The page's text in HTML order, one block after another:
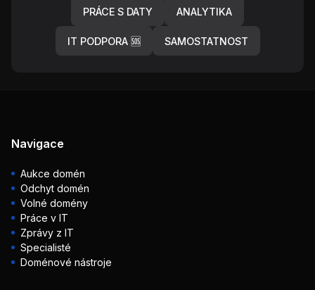
PRÁCE S DATY ANALYTIKA
IT PODPORA 🆘 SAMOSTATNOST
Navigace
Aukce domén
Odchyt domén
Volné domény
Práce v IT
Zprávy z IT
Specialisté
Doménové nástroje